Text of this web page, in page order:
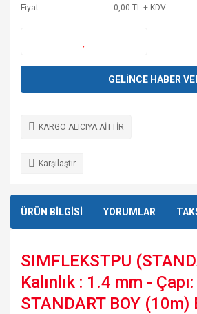
Fiyat
0,00 TL + KDV
GELİNCE HABER
KARGO ALICIYA AİTTİR
Karşılaştır
ÜRÜN BİLGİSİ YORUMLAR
SIMFLEKSTPU
Kalınlık : 1.4 mm -
STANDART BOY (10m)